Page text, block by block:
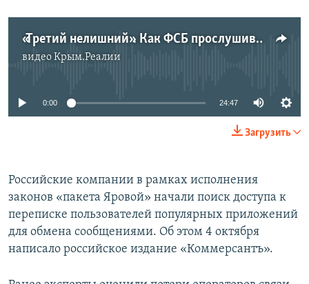
«Третий нелишний». Как ФСБ прослушивает россиян?
видеоКрым.Реалии
0:00 24:47
Загрузить
Российские компании в рамках исполнения
законов «пакета Яровой» начали поиск доступа к
переписке пользователей популярных приложений
для обмена сообщениями. Об этом 4 октября
написало российское издание «Коммерсантъ».